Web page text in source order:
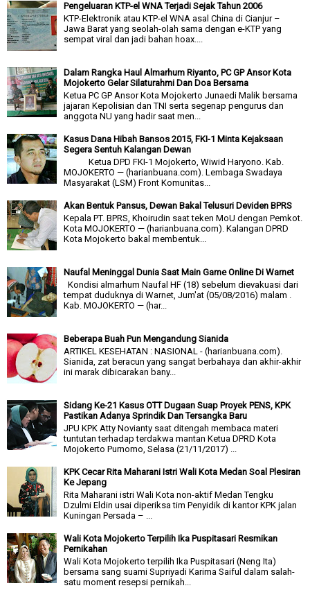
Pengeluaran KTP-el WNA Terjadi Sejak Tahun 2006
KTP-Elektronik atau KTP-el WNA asal China di Cianjur –
Jawa Barat yang seolah-olah sama dengan e-KTP yang
sempat viral dan jadi bahan hoax....
Dalam Rangka Haul Almarhum Riyanto, PC GP Ansor Kota
Mojokerto Gelar Silaturahmi Dan Doa Bersama
Ketua PC GP Ansor Kota Mojokerto Junaedi Malik bersama
jajaran Kepolisian dan TNI serta segenap pengurus dan
anggota NU yang hadir saat men...
Kasus Dana Hibah Bansos 2015, FKI-1 Minta Kejaksaan
Segera Sentuh Kalangan Dewan
Ketua DPD FKI-1 Mojokerto, Wiwid Haryono. Kab.
MOJOKERTO — (harianbuana.com). Lembaga Swadaya
Masyarakat (LSM) Front Komunitas...
Akan Bentuk Pansus, Dewan Bakal Telusuri Deviden BPRS
Kepala PT. BPRS, Khoirudin saat teken MoU dengan Pemkot.
Kota MOJOKERTO — (harianbuana.com). Kalangan DPRD
Kota Mojokerto bakal membentuk...
Naufal Meninggal Dunia Saat Main Game Online Di Warnet
Kondisi almarhum Naufal HF (18) sebelum dievakuasi dari
tempat duduknya di Warnet, Jum'at (05/08/2016) malam .
Kab. MOJOKERTO — (har...
Beberapa Buah Pun Mengandung Sianida
ARTIKEL KESEHATAN : NASIONAL - (harianbuana.com).
Sianida, zat beracun yang sangat berbahaya dan akhir-akhir
ini marak dibicarakan bany...
Sidang Ke-21 Kasus OTT Dugaan Suap Proyek PENS, KPK
Pastikan Adanya Sprindik Dan Tersangka Baru
JPU KPK Atty Novianty saat ditengah membaca materi
tuntutan terhadap terdakwa mantan Ketua DPRD Kota
Mojokerto Purnomo, Selasa (21/11/2017) ...
KPK Cecar Rita Maharani Istri Wali Kota Medan Soal Plesiran
Ke Jepang
Rita Maharani istri Wali Kota non-aktif Medan Tengku
Dzulmi Eldin usai diperiksa tim Penyidik di kantor KPK jalan
Kuningan Persada – ...
Wali Kota Mojokerto Terpilih Ika Puspitasari Resmikan
Pernikahan
Wali Kota Mojokerto terpilih Ika Puspitasari (Neng Ita)
bersama sang suami Supriyadi Karima Saiful dalam salah-
satu moment resepsi pernikah...